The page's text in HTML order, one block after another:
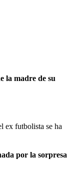
la madre de su
ex futbolista se ha
por la sorpresa